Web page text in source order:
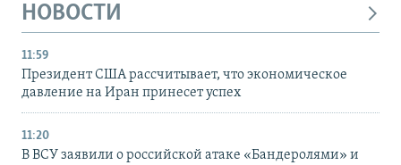
НОВОСТИ
11:59
Президент США рассчитывает, что экономическое
давление на Иран принесет успех
11:20
В ВСУ заявили о российской атаке «Бандеролями» и